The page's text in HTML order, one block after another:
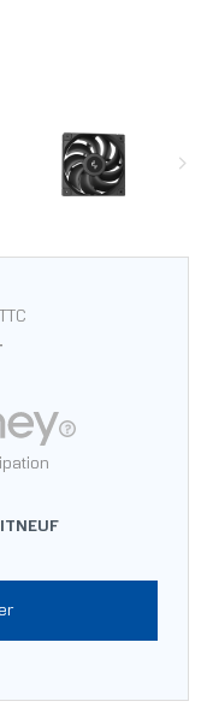
TTC